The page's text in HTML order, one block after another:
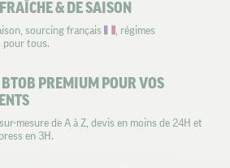
& DE SAISON
sourcing français
, régimes
pour tous.
PREMIUM POUR VOS
mesure de A à Z, devis en moins de 24H et
en 3H.